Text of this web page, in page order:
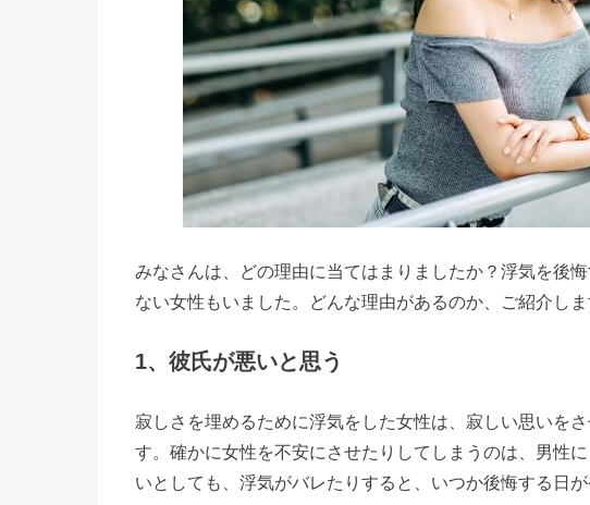
わ
な
い
»
3
、
相
談
は
く
ら
な
い
みなさんは、どの理由に当てはまりましたか？浮気を後
ない女性もいました。どんな理由があるのか、ご紹介しま
1、彼氏が悪いと思う
寂しさを埋めるために浮気をした女性は、寂しい思いを
す。確かに女性を不安にさせたりしてしまうのは、男性
いとしても、浮気がバレたりすると、いつか後悔する日